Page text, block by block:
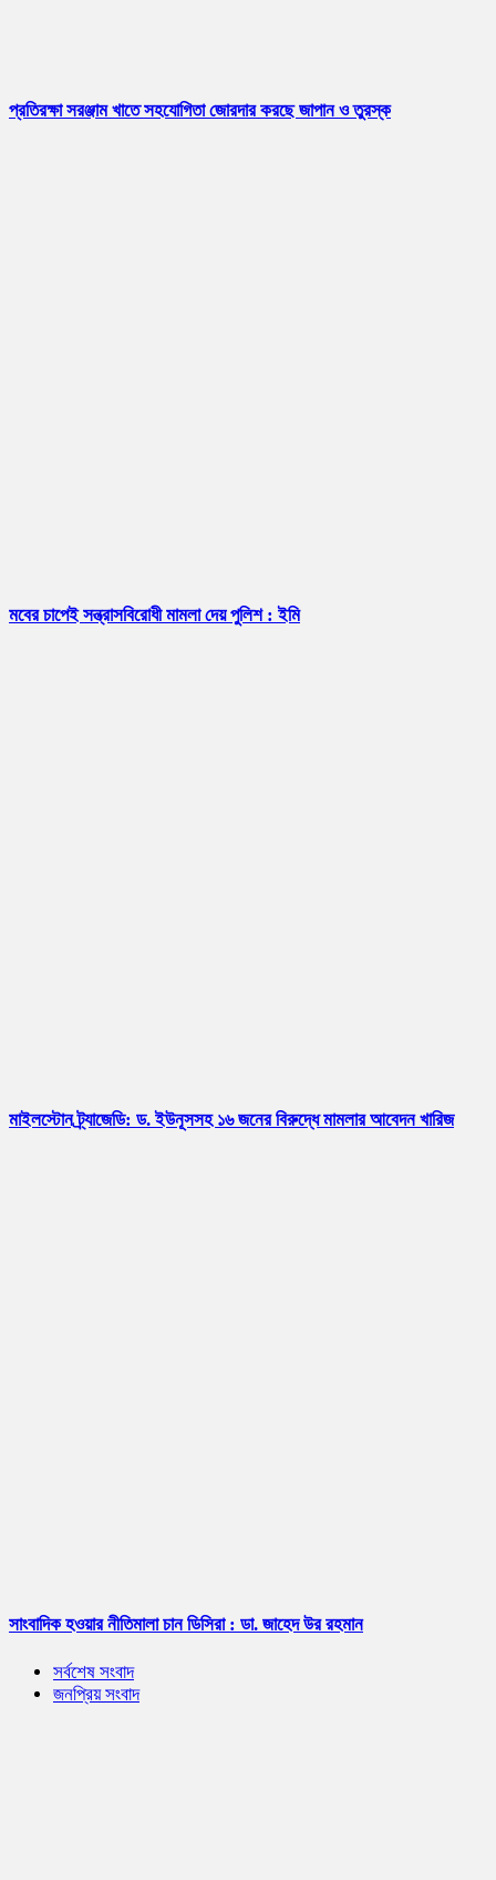
প্রতিরক্ষা সরঞ্জাম খাতে সহযোগিতা জোরদার করছে জাপান ও তুরস্ক
মবের চাপেই সন্ত্রাসবিরোধী মামলা দেয় পুলিশ : ইমি
মাইলস্টোন ট্র্যাজেডি: ড. ইউনূসসহ ১৬ জনের বিরুদ্ধে মামলার আবেদন খারিজ
সাংবাদিক হওয়ার নীতিমালা চান ডিসিরা : ডা. জাহেদ উর রহমান
সর্বশেষ সংবাদ
জনপ্রিয় সংবাদ